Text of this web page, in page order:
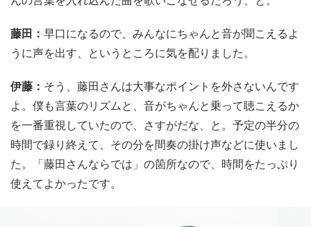
藤田： 早口になるので、みんなにちゃんと音が聞こえるよ
うに声を出す、というところに気を配りました。
伊藤： そう、藤田さんは大事なポイントを外さないんです
よ。僕も言葉のリズムと、音がちゃんと乗って聴こえるか
を一番重視していたので、さすがだな、と。予定の半分の
時間で録り終えて、その分を間奏の掛け声などに使いまし
た。「藤田さんならでは」の箇所なので、時間をたっぷり
使えてよかったです。